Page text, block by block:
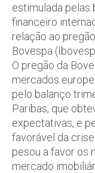
estimulada pelas
financeiro
relação ao
Bovespa
O pregão da
mercados
pelo balanço
Paribas, que
expectativas, e
favorável da
pesou a favor os
mercado